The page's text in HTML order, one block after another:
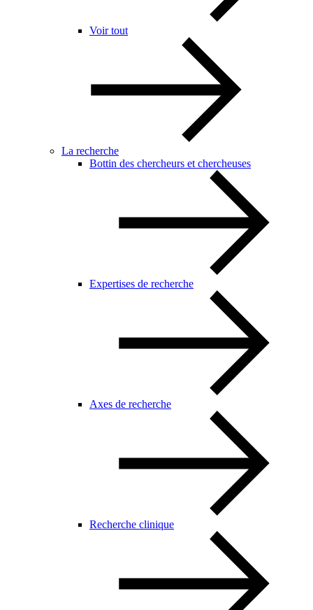
Voir tout
La recherche
Bottin des chercheurs et chercheuses
Expertises de recherche
Axes de recherche
Recherche clinique